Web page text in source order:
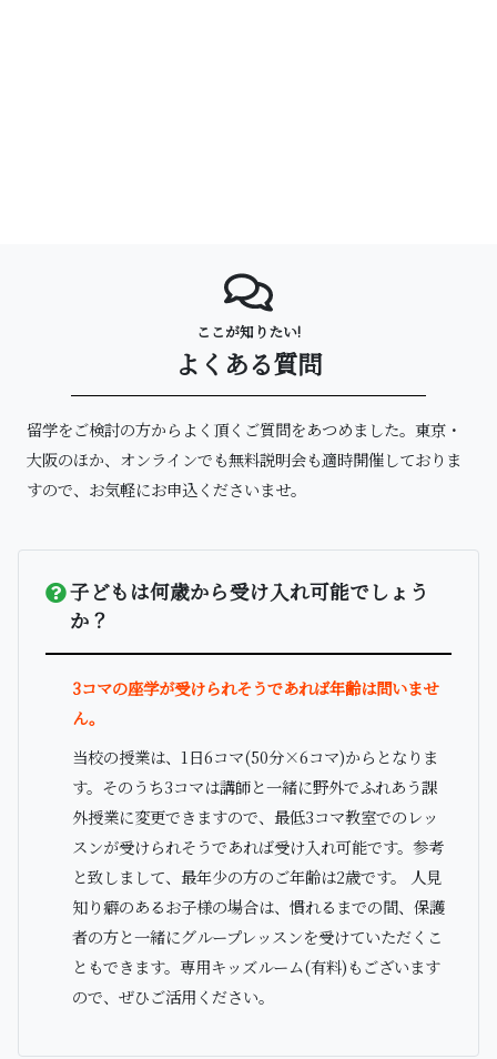
ここが知りたい!
よくある質問
留学をご検討の方からよく頂くご質問をあつめました。 東京・
大阪のほか、オンラインでも無料説明会も適時開催しておりま
すので、お気軽にお申込くださいませ。
子どもは何歳から受け入れ可能でしょう
か？
3コマの座学が受けられそうであれば年齢は問いませ
ん。
当校の授業は、1日6コマ(50分×6コマ)からとなりま
す。そのうち3コマは講師と一緒に野外でふれあう課
外授業に変更できますので、最低3コマ教室でのレッ
スンが受けられそうであれば受け入れ可能です。参考
と致しまして、最年少の方のご年齢は2歳です。 人見
知り癖のあるお子様の場合は、慣れるまでの間、保護
者の方と一緒にグループレッスンを受けていただくこ
ともできます。専用キッズルーム(有料)もございます
ので、ぜひご活用ください。